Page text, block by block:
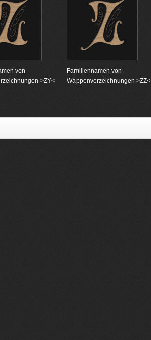
von
>ZY<
Familiennamen von
Wappenverzeichnungen >ZZ<